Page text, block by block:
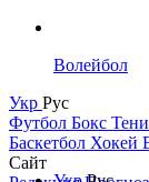
Волейбол
Укр Рус
Футбол Бокс
Баскетбол Хокей
Сайт